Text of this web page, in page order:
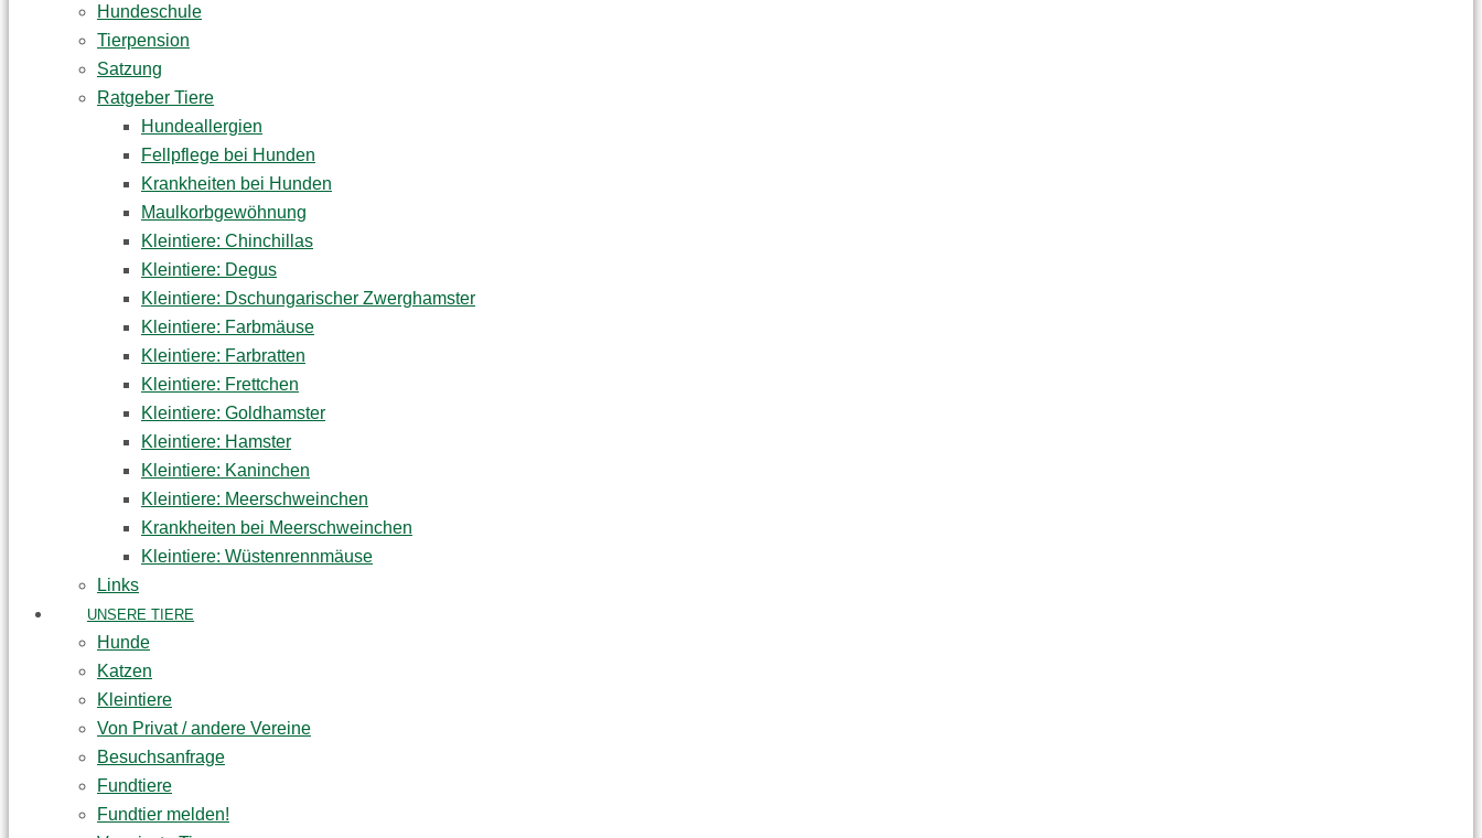
Hundeschule
Tierpension
Satzung
Ratgeber Tiere
Hundeallergien
Fellpflege bei Hunden
Krankheiten bei Hunden
Maulkorbgewöhnung
Kleintiere: Chinchillas
Kleintiere: Degus
Kleintiere: Dschungarischer Zwerghamster
Kleintiere: Farbmäuse
Kleintiere: Farbratten
Kleintiere: Frettchen
Kleintiere: Goldhamster
Kleintiere: Hamster
Kleintiere: Kaninchen
Kleintiere: Meerschweinchen
Krankheiten bei Meerschweinchen
Kleintiere: Wüstenrennmäuse
Links
UNSERE TIERE
Hunde
Katzen
Kleintiere
Von Privat / andere Vereine
Besuchsanfrage
Fundtiere
Fundtier melden!